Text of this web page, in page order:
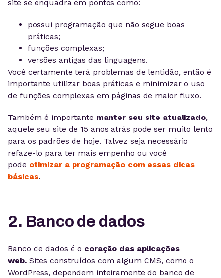
site se enquadra em pontos como:
possui programação que não segue boas
práticas;
funções complexas;
versões antigas das linguagens.
Você certamente terá problemas de lentidão, então é
importante utilizar boas práticas e minimizar o uso
de funções complexas em páginas de maior fluxo.
Também é importante manter seu site atualizado,
aquele seu site de 15 anos atrás pode ser muito lento
para os padrões de hoje. Talvez seja necessário
refaze-lo para ter mais empenho ou você
pode otimizar a programação com essas dicas
básicas.
2. Banco de dados
Banco de dados é o coração das aplicações
web. Sites construídos com algum CMS, como o
WordPress, dependem inteiramente do banco de